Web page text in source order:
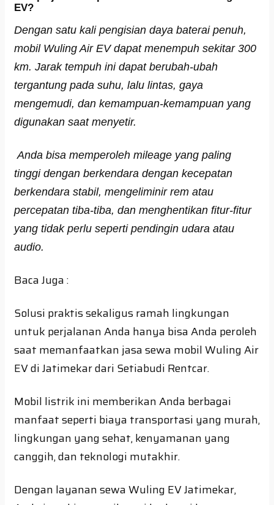
EV?
Dengan satu kali pengisian daya baterai penuh,
mobil Wuling Air EV dapat menempuh sekitar 300
km. Jarak tempuh ini dapat berubah-ubah
tergantung pada suhu, lalu lintas, gaya
mengemudi, dan kemampuan-kemampuan yang
digunakan saat menyetir.
Anda bisa memperoleh mileage yang paling
tinggi dengan berkendara dengan kecepatan
berkendara stabil, mengeliminir rem atau
percepatan tiba-tiba, dan menghentikan fitur-fitur
yang tidak perlu seperti pendingin udara atau
audio.
Baca Juga :
Solusi praktis sekaligus ramah lingkungan
untuk perjalanan Anda hanya bisa Anda peroleh
saat memanfaatkan jasa sewa mobil Wuling Air
EV di Jatimekar dari Setiabudi Rentcar.
Mobil listrik ini memberikan Anda berbagai
manfaat seperti biaya transportasi yang murah,
lingkungan yang sehat, kenyamanan yang
canggih, dan teknologi mutakhir.
Dengan layanan sewa Wuling EV Jatimekar,